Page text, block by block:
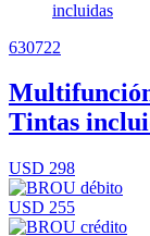
630722
Tintas
USD 298
USD 255